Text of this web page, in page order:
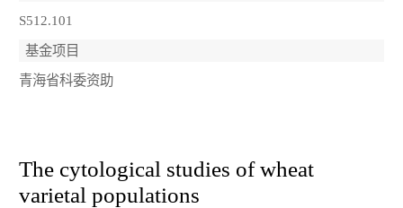
S512.101
基金项目
青海省科委资助
The cytological studies of wheat
varietal populations